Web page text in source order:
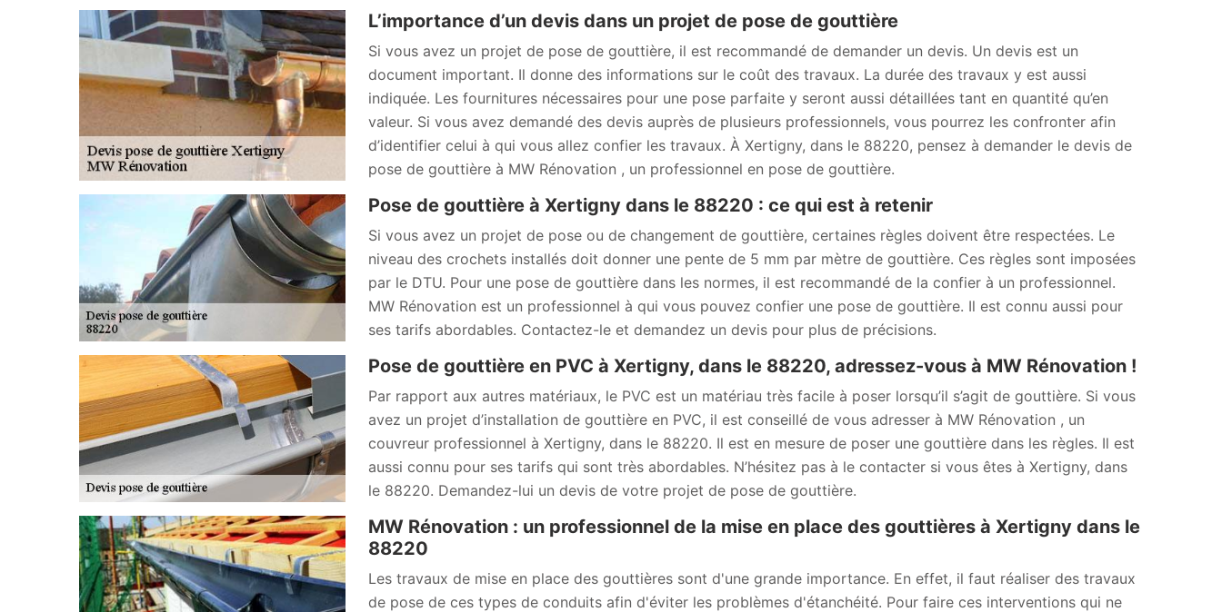
L’importance d’un devis dans un projet de pose de gouttière
Si vous avez un projet de pose de gouttière, il est recommandé de demander un devis. Un devis est un
document important. Il donne des informations sur le coût des travaux. La durée des travaux y est aussi
indiquée. Les fournitures nécessaires pour une pose parfaite y seront aussi détaillées tant en quantité qu’en
valeur. Si vous avez demandé des devis auprès de plusieurs professionnels, vous pourrez les confronter afin
d’identifier celui à qui vous allez confier les travaux. À Xertigny, dans le 88220, pensez à demander le devis de
pose de gouttière à MW Rénovation , un professionnel en pose de gouttière.
Pose de gouttière à Xertigny dans le 88220 : ce qui est à retenir
Si vous avez un projet de pose ou de changement de gouttière, certaines règles doivent être respectées. Le
niveau des crochets installés doit donner une pente de 5 mm par mètre de gouttière. Ces règles sont imposées
par le DTU. Pour une pose de gouttière dans les normes, il est recommandé de la confier à un professionnel.
MW Rénovation est un professionnel à qui vous pouvez confier une pose de gouttière. Il est connu aussi pour
ses tarifs abordables. Contactez-le et demandez un devis pour plus de précisions.
Pose de gouttière en PVC à Xertigny, dans le 88220, adressez-vous à MW Rénovation !
Par rapport aux autres matériaux, le PVC est un matériau très facile à poser lorsqu’il s’agit de gouttière. Si vous
avez un projet d’installation de gouttière en PVC, il est conseillé de vous adresser à MW Rénovation , un
couvreur professionnel à Xertigny, dans le 88220. Il est en mesure de poser une gouttière dans les règles. Il est
aussi connu pour ses tarifs qui sont très abordables. N’hésitez pas à le contacter si vous êtes à Xertigny, dans
le 88220. Demandez-lui un devis de votre projet de pose de gouttière.
MW Rénovation : un professionnel de la mise en place des gouttières à Xertigny dans le
88220
Les travaux de mise en place des gouttières sont d'une grande importance. En effet, il faut réaliser des travaux
de pose de ces types de conduits afin d'éviter les problèmes d'étanchéité. Pour faire ces interventions qui ne